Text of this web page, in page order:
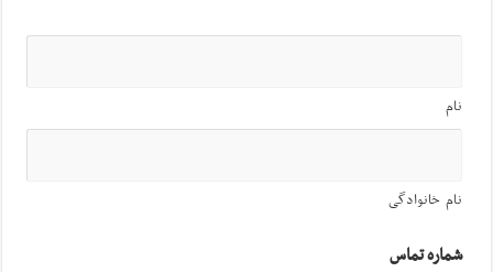
نام
نام خانوادگی
شماره تماس